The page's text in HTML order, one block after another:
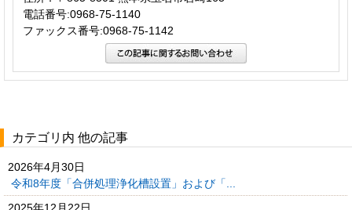
電話番号:0968-75-1140
ファックス番号:0968-75-1142
カテゴリ内 他の記事
2026年4月30日
令和8年度「合併処理浄化槽設置」および「...